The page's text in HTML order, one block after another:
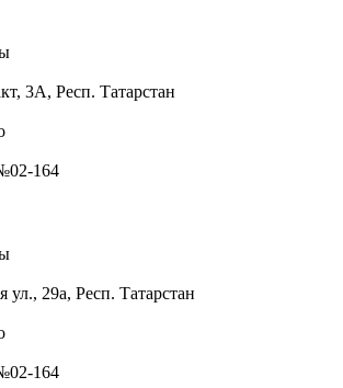
3А, Респ. Татарстан
164
ул., 29а, Респ. Татарстан
164